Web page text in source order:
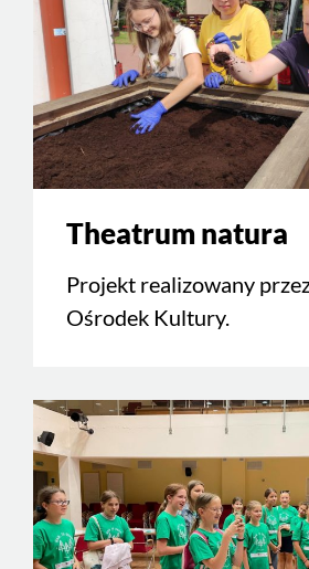
Theatrum natura
Projekt realizowany
Ośrodek Kultury.